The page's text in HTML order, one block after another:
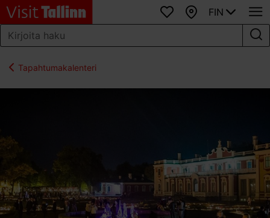
SuosikitKartta
FIN
Tapahtumakalenteri